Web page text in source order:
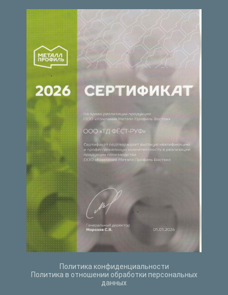
Политика конфиденциальности
Политика в отношении обработки персональных
данных